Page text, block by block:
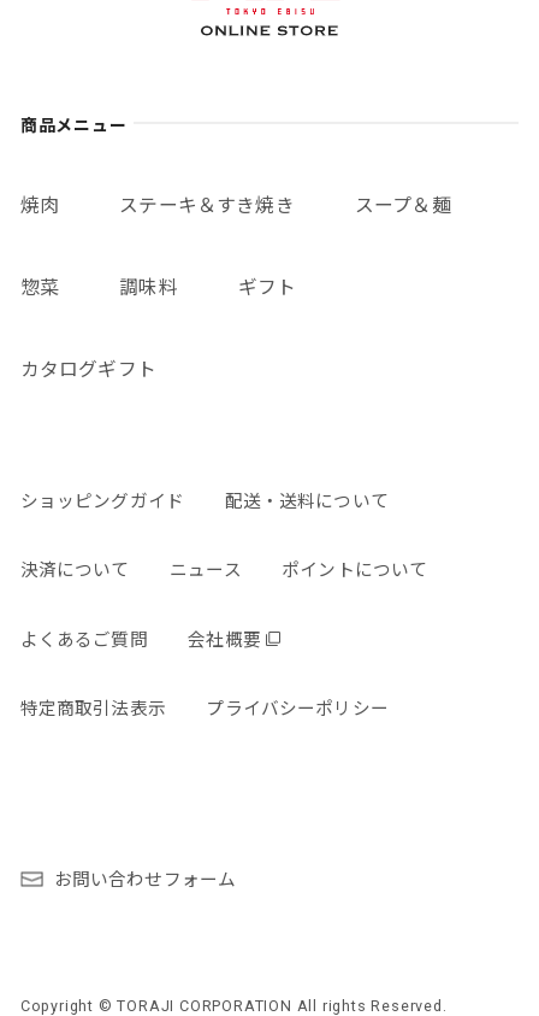
商品メニュー
焼肉 ステーキ＆すき焼き スープ＆麺
惣菜 調味料 ギフト
カタログギフト
ショッピングガイド 配送・送料について
決済について ニュース ポイントについて
よくあるご質問 会社概要
特定商取引法表示 プライバシーポリシー
お問い合わせフォーム
Copyright © TORAJI CORPORATION All rights Reserved.